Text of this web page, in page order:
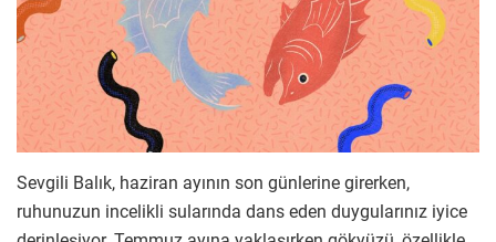
Sevgili Balık, haziran ayının son günlerine girerken,
ruhunuzun incelikli sularında dans eden duygularınız iyice